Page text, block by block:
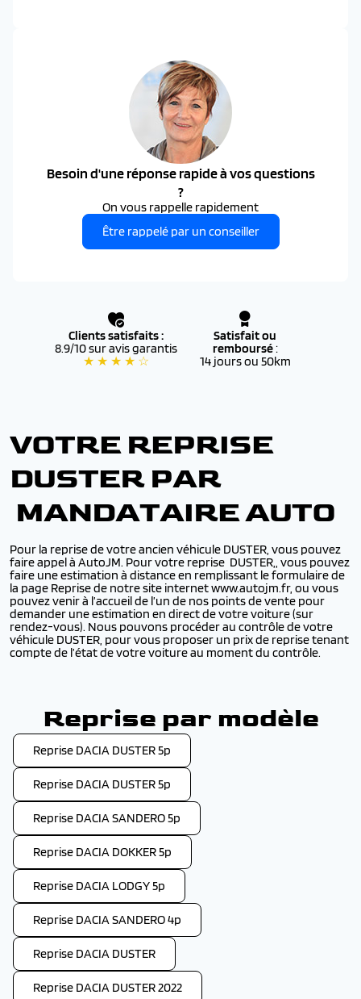
Besoin d'une réponse rapide à vos questions
?
On vous rappelle rapidement
Être rappelé par un conseiller
Clients satisfaits :
8.9/10 sur avis garantis
★ ★ ★ ★ ☆
Satisfait ou
remboursé:
14 jours ou 50km
VOTRE REPRISE
DUSTER PAR
MANDATAIRE AUTO
Pour la reprise de votre ancien véhicule DUSTER, vous pouvez
faire appel à AutoJM. Pour votre reprise DUSTER,, vous pouvez
faire une estimation à distance en remplissant le formulaire de
la page Reprise de notre site internet www.autojm.fr, ou vous
pouvez venir à l’accueil de l’un de nos points de vente pour
demander une estimation en direct de votre voiture (sur
rendez-vous). Nous pouvons procéder au contrôle de votre
véhicule DUSTER, pour vous proposer un prix de reprise tenant
compte de l’état de votre voiture au moment du contrôle.
Reprise par modèle
Reprise DACIA DUSTER 5p
Reprise DACIA DUSTER 5p
Reprise DACIA SANDERO 5p
Reprise DACIA DOKKER 5p
Reprise DACIA LODGY 5p
Reprise DACIA SANDERO 4p
Reprise DACIA DUSTER
Reprise DACIA DUSTER 2022